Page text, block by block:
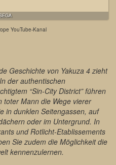
YouTube-Kanal
Geschichte von Yakuza 4 zieht
der authentischen
“Sin-City District” führen
toter Mann die Wege vierer
in dunklen Seitengassen, auf
oder im Untergrund. In
und Rotlicht-Etablissements
Sie zudem die Möglichkeit die
kennenzulernen.